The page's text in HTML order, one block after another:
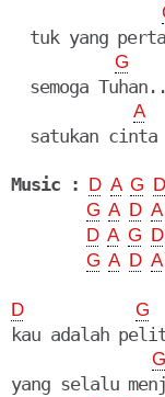
tuk yang
G
  semoga Tuhan..
A
satukan cinta
Music : D A G D
G A D A
D A G D
G A D A
D G
kau adalah
G
yang selalu